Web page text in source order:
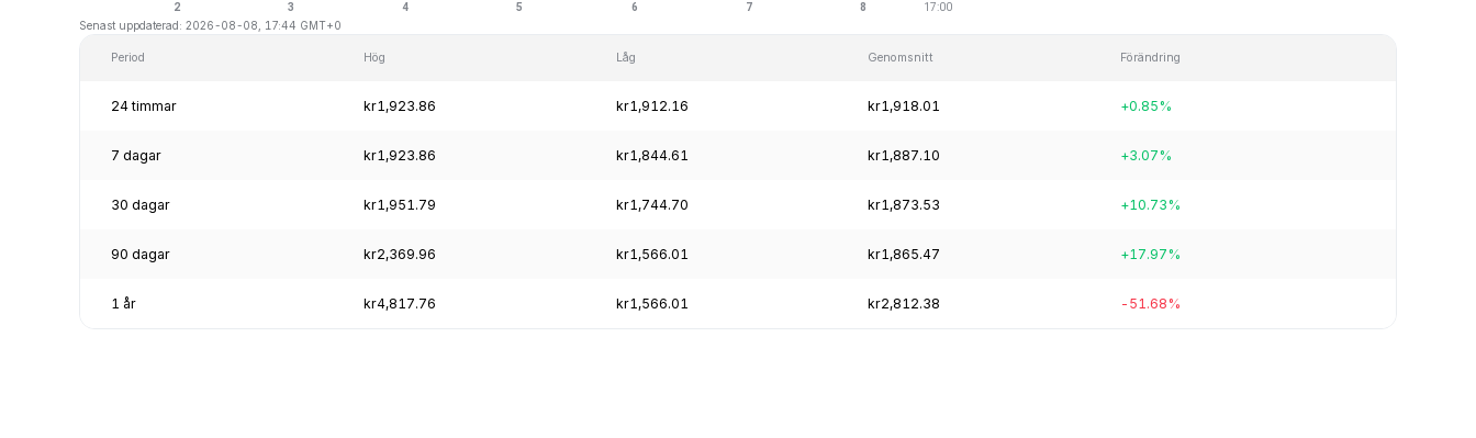
Senast uppdaterad: 2026-08-08, 17:44 GMT+0
Period Hög Låg Genomsnitt Förändring
24 timmar kr1,923.86 kr1,912.16 kr1,918.01 +0.85%
7 dagar kr1,923.86 kr1,844.61 kr1,887.10 +3.07%
30 dagar kr1,951.79 kr1,744.70 kr1,873.53 +10.73%
90 dagar kr2,369.96 kr1,566.01 kr1,865.47 +17.97%
1 år kr4,817.76 kr1,566.01 kr2,812.38 -51.68%